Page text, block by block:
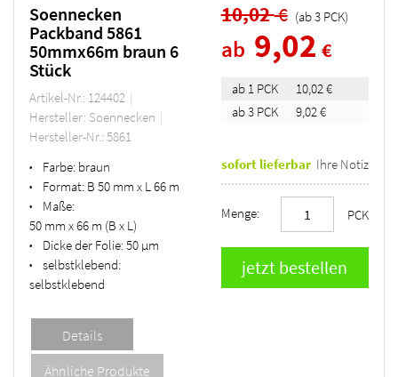
Soennecken
Packband 5861
50mmx66m braun 6
Stück
Artikel-Nr.: 124402
Hersteller: Soennecken
Hersteller-Nr.: 5861
• Farbe: braun
• Format: B 50 mm x L 66 m
•
Maße:
50 mm x 66 m (B x L)
• Dicke der Folie:50 µm
•
selbstklebend:
selbstklebend
10,02€ (ab3 PCK)
ab 9,02 €
ab 1 PCK
10,02 €
ab 3 PCK
9,02 €
sofort lieferbar Ihre Notiz
Menge: PCK